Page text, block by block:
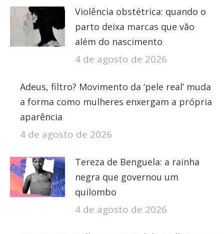
Violência obstétrica: quando o
parto deixa marcas que vão
além do nascimento
4 de agosto de 2026
Adeus, filtro? Movimento da ‘pele real’ muda
a forma como mulheres enxergam a própria
aparência
4 de agosto de 2026
Tereza de Benguela: a rainha
negra que governou um
quilombo
4 de agosto de 2026